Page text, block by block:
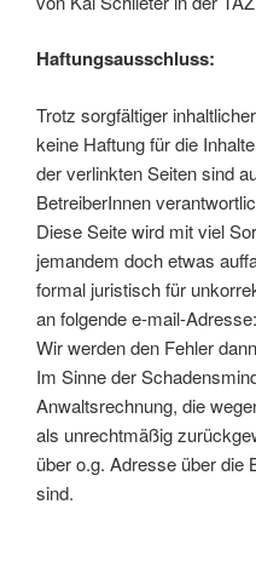
Haftungsausschluss:
Trotz sorgfältiger
keine Haftung für die
der verlinkten Seiten sind
BetreiberInnen
Diese Seite wird mit viel
jemandem doch etwas
formal juristisch für
an folgende e-mail-
Wir werden den Fehler
Im Sinne der
Anwaltsrechnung, die
als unrechtmäßig
über o.g. Adresse über die
sind.